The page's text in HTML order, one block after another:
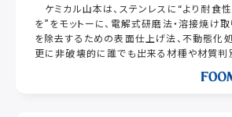
ケミカル山本は、ステンレスに“より耐食性
を”をモットーに、電解式研磨法・溶接焼け取
を除去するための表面仕上げ法、不動態化
更に非破壊的に誰でも出来る材種や材質判
食器等の電解式洗滌装置、ステンレス溶接